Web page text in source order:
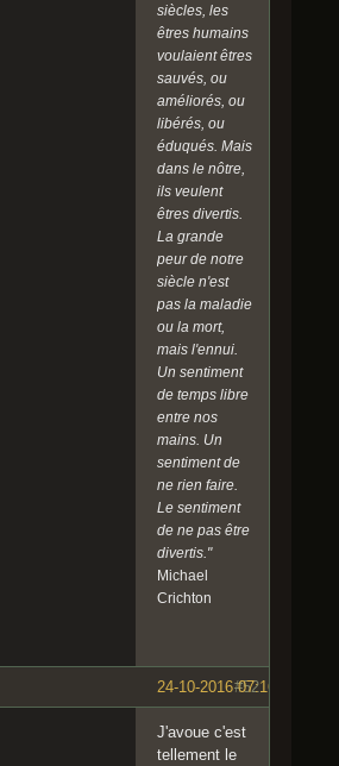
siècles, les
êtres humains
voulaient êtres
sauvés, ou
améliorés, ou
libérés, ou
éduqués. Mais
dans le nôtre,
ils veulent
êtres divertis.
La grande
peur de notre
siècle n'est
pas la maladie
ou la mort,
mais l'ennui.
Un sentiment
de temps libre
entre nos
mains. Un
sentiment de
ne rien faire.
Le sentiment
de ne pas être
divertis."
Michael
Crichton
#52
24-10-2016 07:16:57
J'avoue c'est
tellement le